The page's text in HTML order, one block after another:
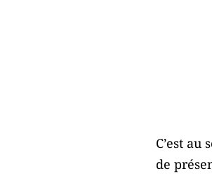
C’est
de